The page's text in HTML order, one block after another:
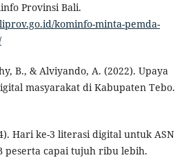
Provinsi Bali.
kominfo-minta-pemda-
B., & Alviyando, A. (2022). Upaya
masyarakat di Kabupaten Tebo.
Hari ke-3 literasi digital untuk ASN
peserta capai tujuh ribu lebih.